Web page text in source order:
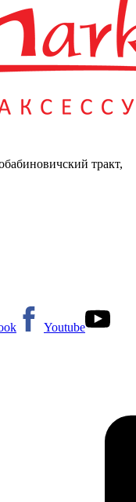
тракт,
Youtube